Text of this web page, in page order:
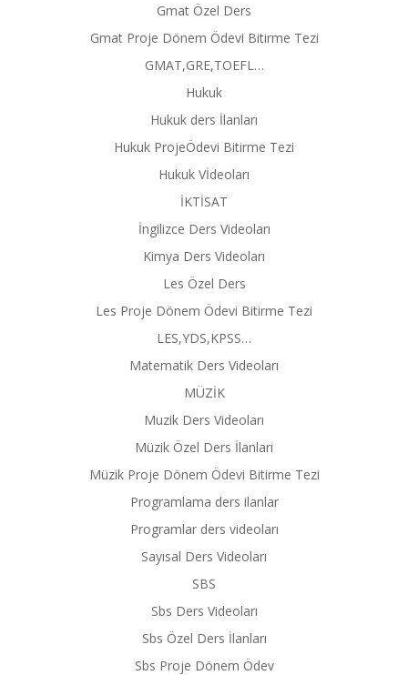
Gmat Özel Ders
Gmat Proje Dönem Ödevi Bitirme Tezi
GMAT,GRE,TOEFL…
Hukuk
Hukuk ders İlanları
Hukuk ProjeÖdevi Bitirme Tezi
Hukuk Vİdeoları
İKTİSAT
İngilizce Ders Videoları
Kimya Ders Videoları
Les Özel Ders
Les Proje Dönem Ödevi Bitirme Tezi
LES,YDS,KPSS…
Matematik Ders Videoları
MÜZİK
Muzik Ders Videoları
Müzik Özel Ders İlanları
Müzik Proje Dönem Ödevi Bitirme Tezi
Programlama ders ilanlar
Programlar ders videoları
Sayısal Ders Videoları
SBS
Sbs Ders Videoları
Sbs Özel Ders İlanları
Sbs Proje Dönem Ödev